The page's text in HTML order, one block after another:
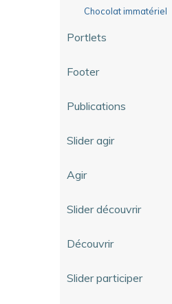
Chocolat immatériel
Portlets
Footer
Publications
Slider agir
Agir
Slider découvrir
Découvrir
Slider participer